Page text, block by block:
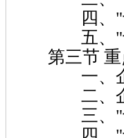
四、"十四
五、"十五
第三节 重
一、企
二、企
三、"十